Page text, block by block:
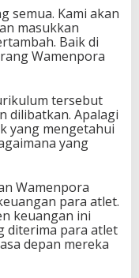
semua. Kami akan
masukkan
Baik di
Wamenpora
tersebut
dilibatkan. Apalagi
yang mengetahui
yang
Wamenpora
para atlet.
keuangan ini
diterima para atlet
depan mereka